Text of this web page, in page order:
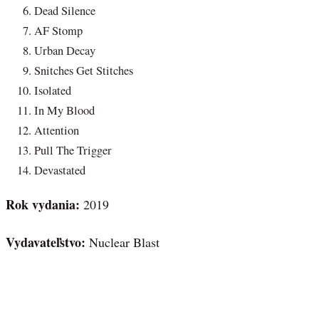
Dead Silence
AF Stomp
Urban Decay
Snitches Get Stitches
Isolated
In My Blood
Attention
Pull The Trigger
Devastated
Rok vydania: 2019
Vydavateľstvo: Nuclear Blast